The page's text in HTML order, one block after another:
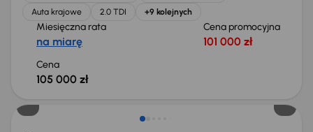
Auta krajowe
2.0 TDI +9 kolejnych
Miesięczna rata
na miarę
Cena promocyjna
101 000 zł
Cena
105 000 zł
Świeżo skupione